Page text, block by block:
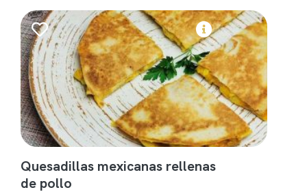
Quesadillas mexicanas rellenas
de pollo